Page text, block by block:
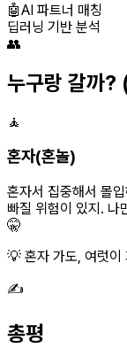
🤖AI 파트너 매칭
딥러닝 기반 분석
👥
누구랑 갈까?
🧘
혼자(혼놀)
혼자서 집중해서 몰
빠질 위험이 있지. 나
🤫
💡 혼자 가도, 여럿이
✍️
총평